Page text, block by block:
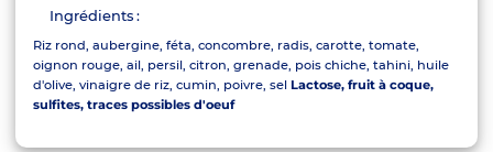
Ingrédients :
Riz rond, aubergine, féta, concombre, radis, carotte, tomate,
oignon rouge, ail, persil, citron, grenade, pois chiche, tahini, huile
d'olive, vinaigre de riz, cumin, poivre, sel Lactose, fruit à coque,
sulfites, traces possibles d'oeuf